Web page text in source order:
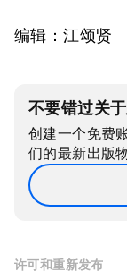
编辑：江颂贤
不要错过关
创建一个免费
们的最新出版
许可和重新发布